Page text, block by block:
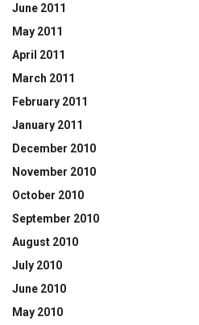
June 2011
May 2011
April 2011
March 2011
February 2011
January 2011
December 2010
November 2010
October 2010
September 2010
August 2010
July 2010
June 2010
May 2010